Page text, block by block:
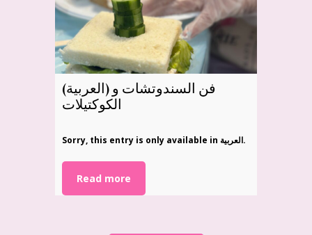
(العربية) فن السندوتشات و
الكوكتيلات
Sorry, this entry is only available in العربية.
Read more